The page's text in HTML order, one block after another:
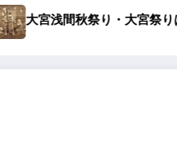
・大宮祭りばやし 夜噺